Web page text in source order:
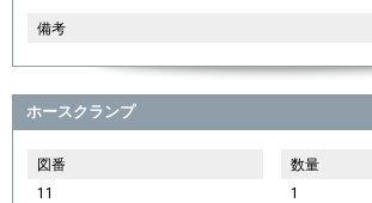
備考
ホースクランプ
図番
11
数量
1